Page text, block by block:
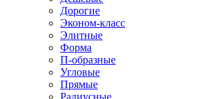
Дорогие
Эконом-класс
Элитные
Форма
П-образные
Угловые
Прямые
Радиусные